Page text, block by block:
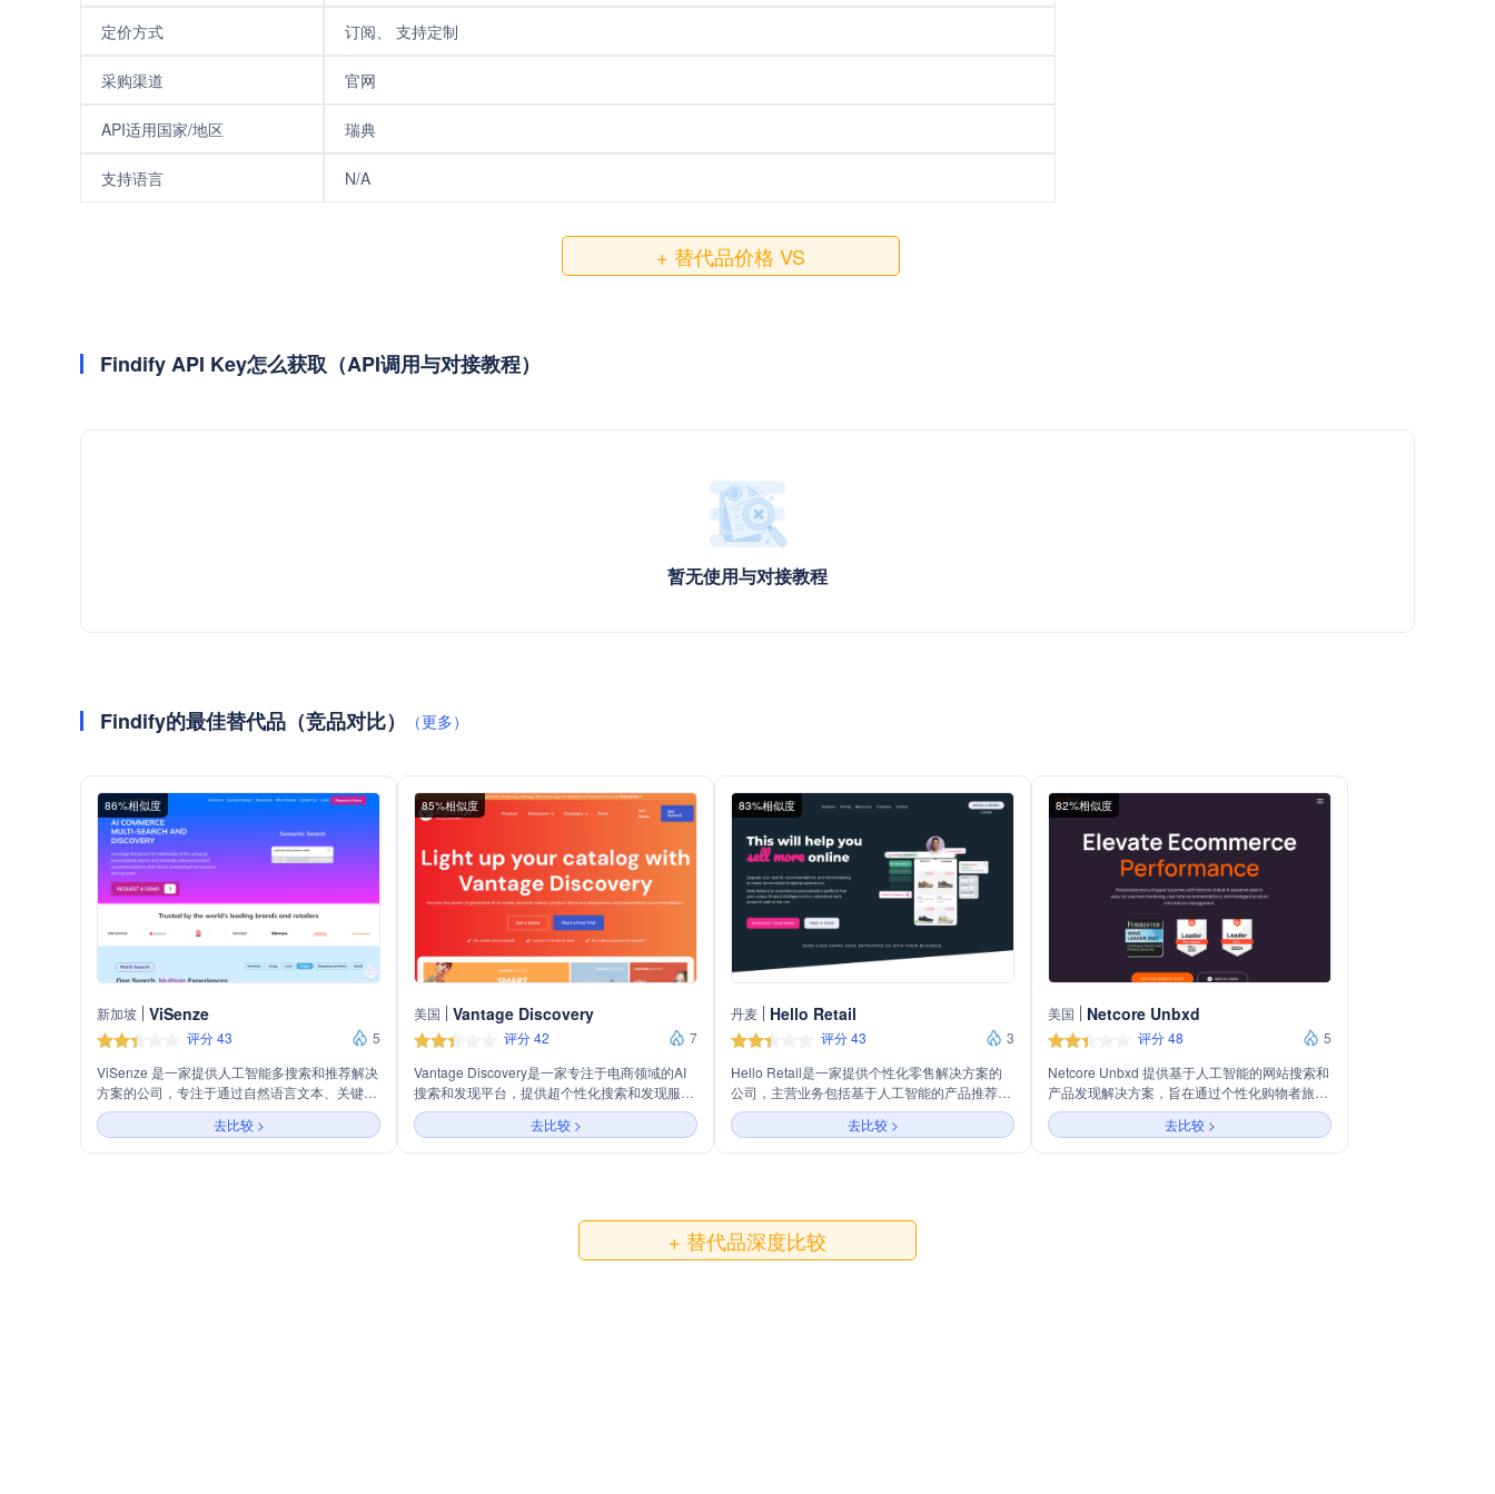
定价方式 订阅、 支持定制
采购渠道 官网
API适用国家/地区 瑞典
支持语言 N/A
+ 替代品价格 VS
Findify API Key怎么获取（API调用与对接教程）
暂无使用与对接教程
Findify的最佳替代品（竞品对比） （更多）
86%相似度
新加坡 ViSenze
评分 43
5
ViSenze 是一家提供人工智能多搜索和推荐解决
方案的公司，专注于通过自然语言文本、关键
词、图像或任意组合的一站式搜索简化产品发
现，提高转化率。公司还提供个性化推荐、体验
工作室、GenAI智能标签和分析工具，以增强在
去比较 >
85%相似度
美国 Vantage Discovery
评分 42
7
Vantage Discovery是一家专注于电商领域的AI
搜索和发现平台，提供超个性化搜索和发现服
务，旨在提升转化率和客单价，同时引导消费者
体验愉悦的购物旅程。公司通过将搜索、推荐和
个性化融为一体，利用数据驱动的引擎提供连贯
去比较 >
83%相似度
丹麦 Hello Retail
评分 43
3
Hello Retail是一家提供个性化零售解决方案的
公司，主营业务包括基于人工智能的产品推荐、
个性化搜索、页面优化、受众分析和触发邮件
等，旨在通过数据驱动的商品管理、智能搜索和
个性化购物体验来帮助电商提高销售业绩。
去比较 >
82%相似度
美国 Netcore Unbxd
评分 48
5
Netcore Unbxd 提供基于人工智能的网站搜索和
产品发现解决方案，旨在通过个性化购物者旅
程、实时推荐和智能产品信息管理来提升电子商
务性能。公司主营业务包括AI驱动的搜索和浏
览、个性化推荐、易用的商品管理工具和基于AI
去比较 >
+ 替代品深度比较